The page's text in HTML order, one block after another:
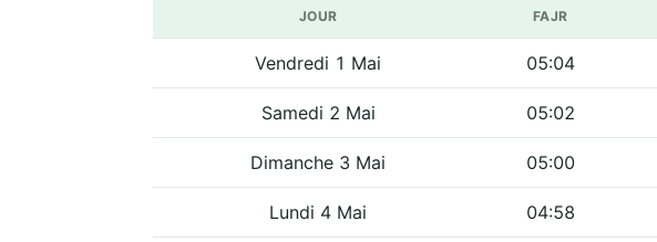
JOUR FAJR
Vendredi 1 Mai 05:04
Samedi 2 Mai 05:02
Dimanche 3 Mai 05:00
Lundi 4 Mai 04:58